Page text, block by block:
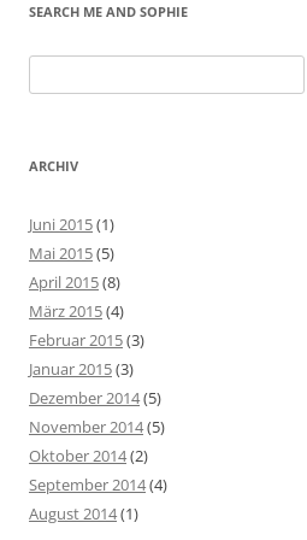
SEARCH ME AND SOPHIE
nach:
ARCHIV
Juni 2015(1)
Mai 2015(5)
April 2015(8)
März 2015(4)
Februar 2015(3)
Januar 2015(3)
Dezember 2014(5)
November 2014(5)
Oktober 2014(2)
September 2014(4)
August 2014(1)